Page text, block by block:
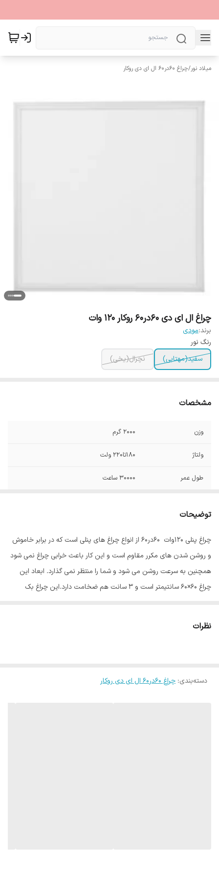
میلاد نور/چراغ 60در60 ال ای دی روکار
چراغ ال ای دی 60در60 روکار 120 وات
برند:مودی
رنگ نور
سفید(مهتابی)
نچرال(یخی)
مشخصات
وزن 2000 گرم
ولتاژ 180تا220 ولت
طول عمر 30000 ساعت
ساخت ایران
قطر برش سقف 600x600 میلی‌متر
فرکانس 50و60 هرتز
توضیحات
چراغ پنلی 120وات 60در60 از انواع چراغ های پنلی است که در برابر خاموش
و روشن شدن های مکرر مقاوم است و این کار باعث خرابی چراغ نمی شود
همچنین به سرعت روشن می شود و شما را منتظر نمی گذارد. ابعاد این
چراغ 60×60 سانتیمتر است و 3 سانت هم ضخامت دارد.این چراغ بک
نظرات
دسته‌بندی: چراغ 60در60 ال ای دی روکار